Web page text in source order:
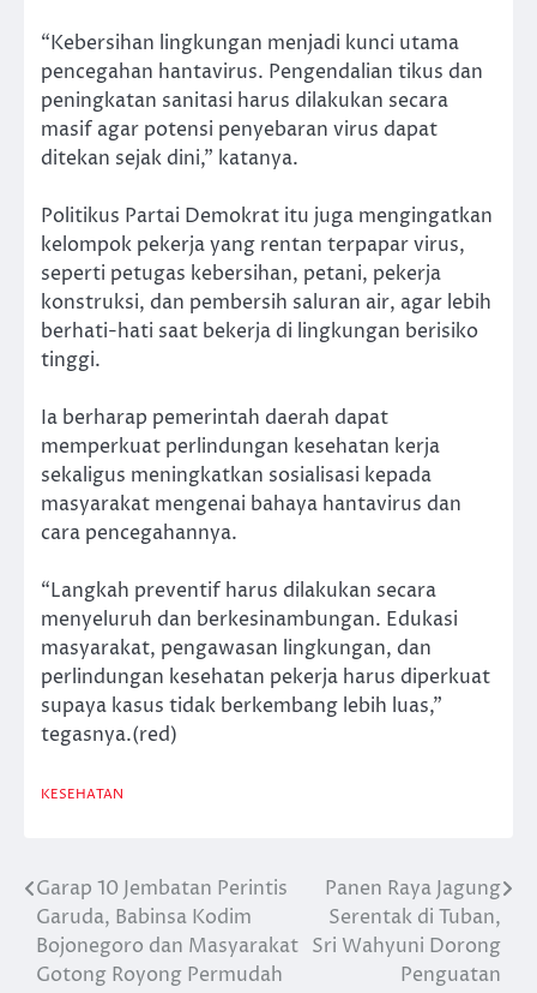
“Kebersihan lingkungan menjadi kunci utama
pencegahan hantavirus. Pengendalian tikus dan
peningkatan sanitasi harus dilakukan secara
masif agar potensi penyebaran virus dapat
ditekan sejak dini,” katanya.
Politikus Partai Demokrat itu juga mengingatkan
kelompok pekerja yang rentan terpapar virus,
seperti petugas kebersihan, petani, pekerja
konstruksi, dan pembersih saluran air, agar lebih
berhati-hati saat bekerja di lingkungan berisiko
tinggi.
Ia berharap pemerintah daerah dapat
memperkuat perlindungan kesehatan kerja
sekaligus meningkatkan sosialisasi kepada
masyarakat mengenai bahaya hantavirus dan
cara pencegahannya.
“Langkah preventif harus dilakukan secara
menyeluruh dan berkesinambungan. Edukasi
masyarakat, pengawasan lingkungan, dan
perlindungan kesehatan pekerja harus diperkuat
supaya kasus tidak berkembang lebih luas,”
tegasnya.(red)
KESEHATAN
Navigasi
pos
Garap 10 Jembatan Perintis
Garuda, Babinsa Kodim
Bojonegoro dan Masyarakat
Gotong Royong Permudah
Panen Raya Jagung
Serentak di Tuban,
Sri Wahyuni Dorong
Penguatan